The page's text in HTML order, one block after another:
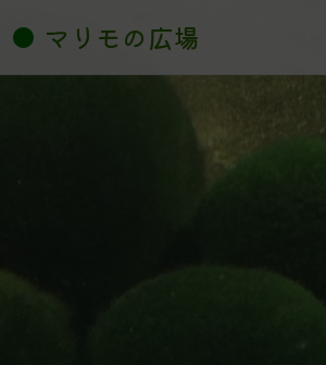
ン
マリモの広場